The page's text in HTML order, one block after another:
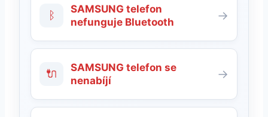
ᛒ
SAMSUNG telefon
nefunguje Bluetooth
→
🔌
SAMSUNG telefon se
nenabíjí
→